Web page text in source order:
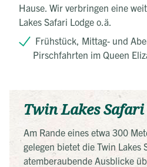
Hause. Wir verbringen eine
Lakes Safari Lodge o.ä.
Frühstück, Mittag- und
Pirschfahrten im Queen
Twin Lakes
Am Rande eines etwa 300
gelegen bietet die Twin Lakes
atemberaubende Ausblicke